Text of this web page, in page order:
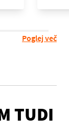
Poglej več
TUDI